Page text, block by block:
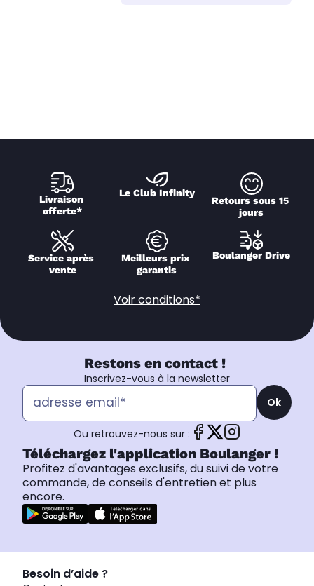
Livraison
offerte*
Le Club Infinity
Retours sous 15
jours
Service après
vente
Meilleurs prix
garantis
Boulanger Drive
Voir conditions*
Restons en contact !
Inscrivez-vous à la newsletter
Ok
Ou retrouvez-nous sur :
Téléchargez l'application Boulanger !
Profitez d'avantages exclusifs, du suivi de votre
commande, de conseils d'entretien et plus
encore.
Besoin d’aide ?